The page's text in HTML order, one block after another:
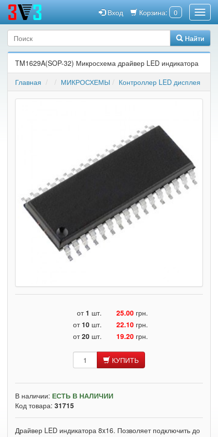
Корзина: 0
Вход
Найти
TM1629A(SOP-32) Микросхема драйвер LED индикатора
Главная
МИКРОСХЕМЫ Контроллер LED дисплея
от 1 шт. 25.00 грн.
от 10 шт. 22.10 грн.
от20 шт. 19.20 грн.
КУПИТЬ
В наличии: ЕСТЬ В НАЛИЧИИ
Код товара: 31715
Драйвер LED индикатора 8x16. Позволяет подключить до